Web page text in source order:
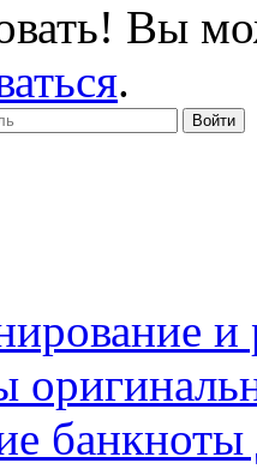
Вы
.
и
банкноты